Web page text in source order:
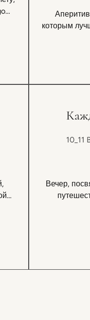
которым
10_11
Вечер,